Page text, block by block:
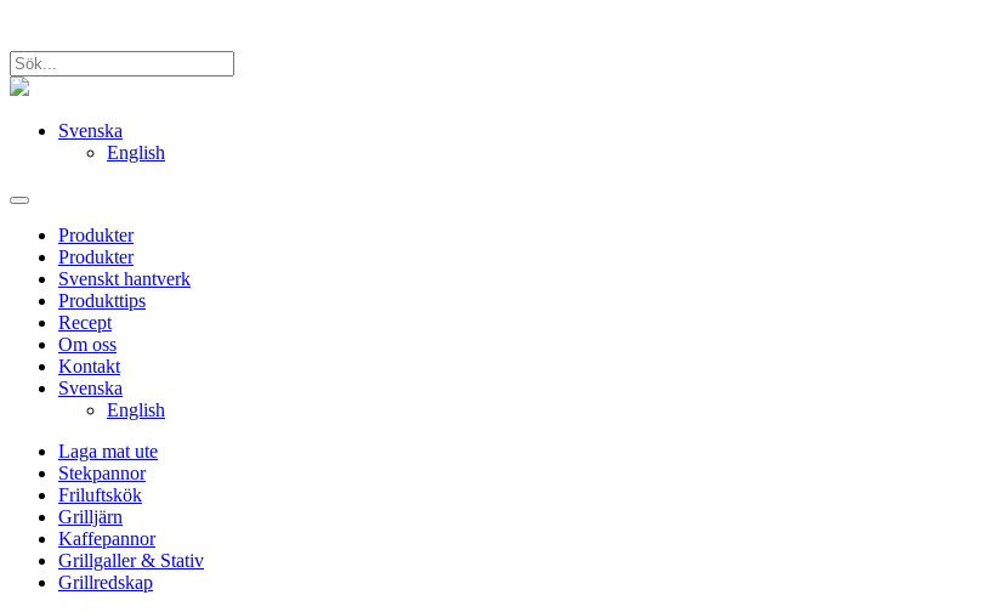
Svenska
English
Produkter
Produkter
Svenskt hantverk
Produkttips
Recept
Om oss
Kontakt
Svenska
English
Laga mat ute
Stekpannor
Friluftskök
Grilljärn
Kaffepannor
Grillgaller & Stativ
Grillredskap